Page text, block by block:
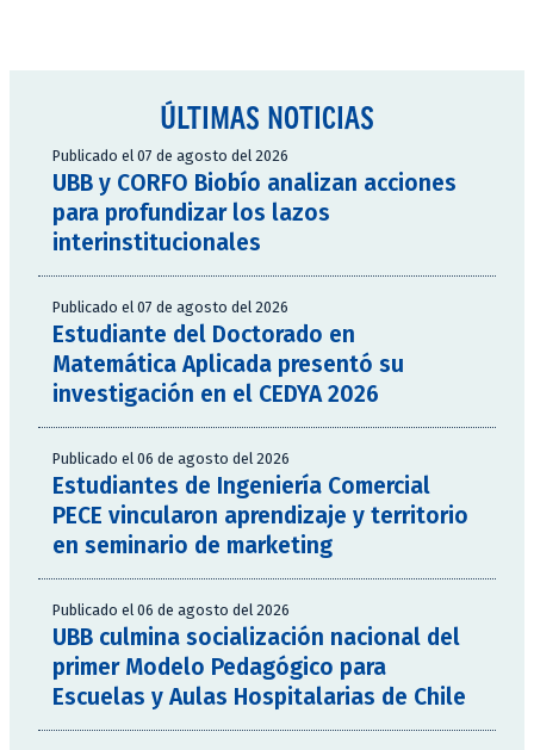
ÚLTIMAS NOTICIAS
Publicado el 07 de agosto del 2026
UBB y CORFO Biobío analizan acciones
para profundizar los lazos
interinstitucionales
Publicado el 07 de agosto del 2026
Estudiante del Doctorado en
Matemática Aplicada presentó su
investigación en el CEDYA 2026
Publicado el 06 de agosto del 2026
Estudiantes de Ingeniería Comercial
PECE vincularon aprendizaje y territorio
en seminario de marketing
Publicado el 06 de agosto del 2026
UBB culmina socialización nacional del
primer Modelo Pedagógico para
Escuelas y Aulas Hospitalarias de Chile